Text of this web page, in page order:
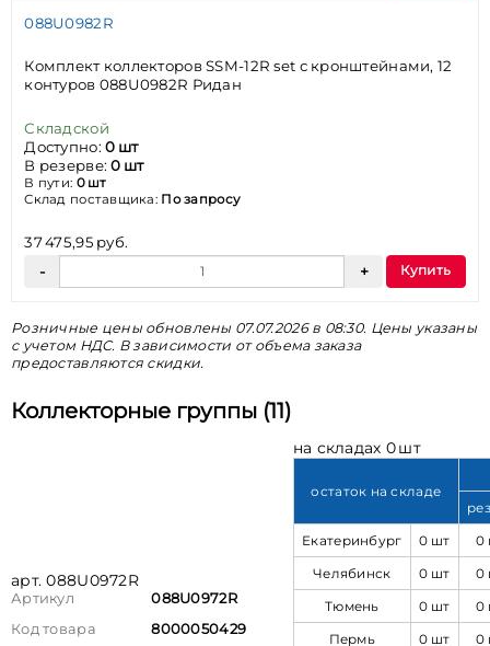
088U0982R
Комплект коллекторов SSM-12R set с кронштейнами, 12
контуров 088U0982R Ридан
Складской
Доступно:0 шт
В резерве:0 шт
В пути: 0 шт
Склад поставщика: По запросу
37 475,95 руб.
Купить
Розничные цены обновлены 07.07.2026 в 08:30. Цены указаны
с учетом НДС. В зависимости от объема заказа
предоставляются скидки.
Коллекторные группы (11)
арт. 088U0972R
Артикул
088U0972R
Код товара
8000050429
на складах 0 шт
остаток на складе
Екатеринбург
0 шт
0
Челябинск
0 шт
0
Тюмень
0 шт
0
Пермь
0 шт
0